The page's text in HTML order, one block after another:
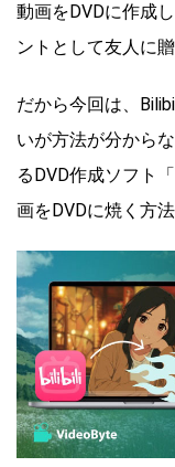
動画をDVDに作成
ントとして友人に
だから今回は、
いが方法が分から
るDVD作成ソフト「
画をDVDに焼く方